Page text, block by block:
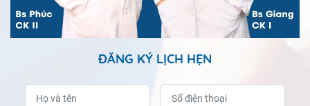
ĐĂNG KÝ LỊCH HẸN